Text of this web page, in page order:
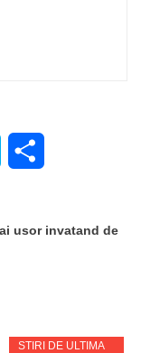
Skype
usor invatand de
STIRI DE ULTIMA